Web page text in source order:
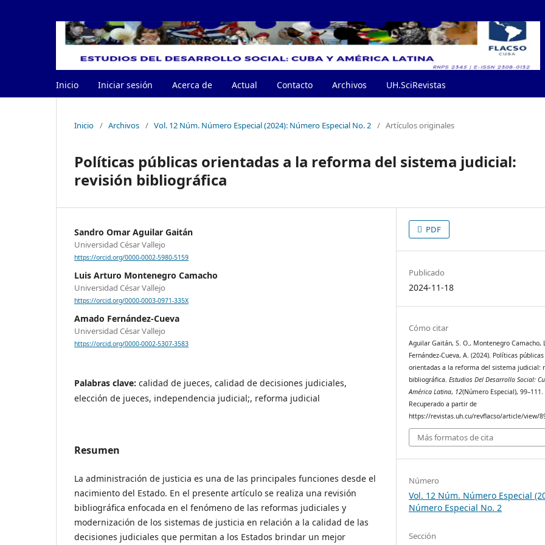
Inicio Iniciar sesión Acerca de Actual Contacto Archivos UH.SciRevistas
Inicio / Archivos / Vol. 12 Núm. Número Especial (2024): Número Especial No. 2 / Artículos originales
Políticas públicas orientadas a la reforma del sistema judicial:
revisión bibliográfica
Sandro Omar Aguilar Gaitán
Universidad César Vallejo
https://orcid.org/0000-0002-5980-5159
Luis Arturo Montenegro Camacho
Universidad César Vallejo
https://orcid.org/0000-0003-0971-335X
Amado Fernández-Cueva
Universidad César Vallejo
https://orcid.org/0000-0002-5307-3583
Palabras clave: calidad de jueces, calidad de decisiones judiciales,
elección de jueces, independencia judicial;, reforma judicial
Resumen
La administración de justicia es una de las principales funciones desde el
nacimiento del Estado. En el presente artículo se realiza una revisión
bibliográfica enfocada en el fenómeno de las reformas judiciales y
modernización de los sistemas de justicia en relación a la calidad de las
decisiones judiciales que permitan a los Estados brindar un mejor
PDF
Publicado
2024-11-18
Cómo citar
Aguilar Gaitán, S. O., Montenegro Camacho,
Fernández-Cueva, A. (2024). Políticas públicas
orientadas a la reforma del sistema judicial:
bibliográfica.Estudios Del Desarrollo Social:
América Latina, 12(Número Especial), 99–111.
Recuperado a partir de
https://revistas.uh.cu/revflacso/article/view/
Más formatos de cita
Número
Vol. 12 Núm. Número Especial
Número Especial No. 2
Sección